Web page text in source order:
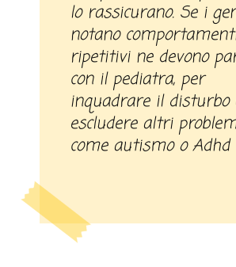
lo rassicurano. Se i
notano
ripetitivi ne devono
con il pediatra, per
inquadrare il disturbo
escludere altri
come autismo o Adhd